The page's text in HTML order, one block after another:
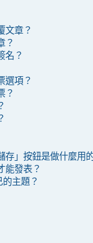
文章？
？
名？
選項？
？
存」按鈕是做什麼用
能發表？
主題？